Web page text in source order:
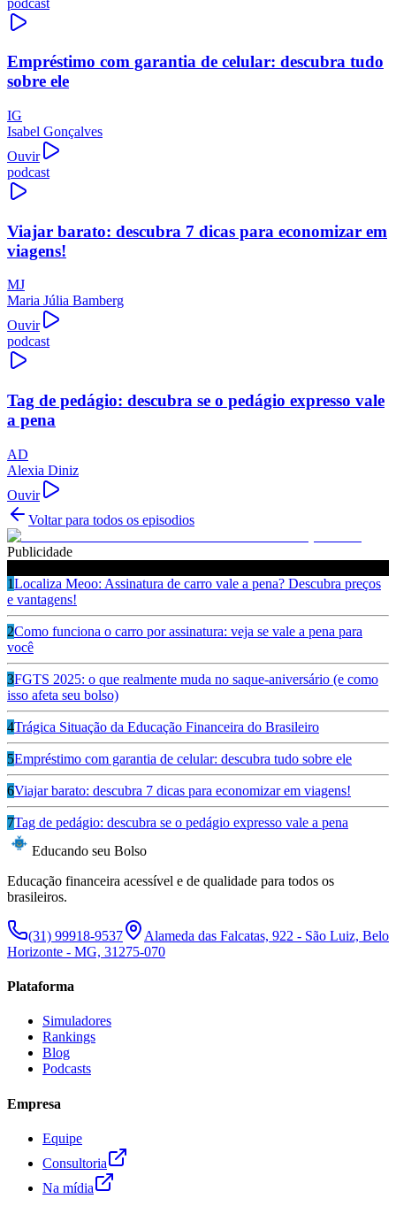
Empréstimo com garantia de celular: descubra tudo
sobre ele
IG
Isabel Gonçalves
Ouvir
podcast
Viajar barato: descubra 7 dicas para economizar em
viagens!
MJ
Maria Júlia Bamberg
Ouvir
podcast
Tag de pedágio: descubra se o pedágio expresso vale
a pena
AD
Alexia Diniz
Ouvir
Voltar para todos os episodios
Publicidade
1Localiza Meoo: Assinatura de carro vale a pena? Descubra preços
e vantagens!
2Como funciona o carro por assinatura: veja se vale a pena para
você
3FGTS 2025: o que realmente muda no saque-aniversário (e como
isso afeta seu bolso)
4Trágica Situação da Educação Financeira do Brasileiro
5Empréstimo com garantia de celular: descubra tudo sobre ele
6Viajar barato: descubra 7 dicas para economizar em viagens!
7Tag de pedágio: descubra se o pedágio expresso vale a pena
Educando seu Bolso
Educação financeira acessível e de qualidade para todos os
brasileiros.
(31) 99918-9537
Alameda das Falcatas, 922 - São Luiz, Belo
Horizonte - MG, 31275-070
Plataforma
Simuladores
Rankings
Blog
Podcasts
Empresa
Equipe
Consultoria
Na mídia